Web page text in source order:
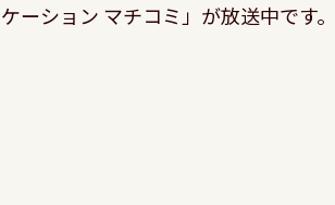
ション マチコミ」が放送中です。